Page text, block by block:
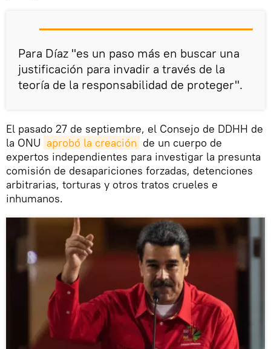
Para Díaz "es un paso más en buscar una
justificación para invadir a través de la
teoría de la responsabilidad de proteger".
El pasado 27 de septiembre, el Consejo de DDHH de
la ONU aprobó la creación de un cuerpo de
expertos independientes para investigar la presunta
comisión de desapariciones forzadas, detenciones
arbitrarias, torturas y otros tratos crueles e
inhumanos.